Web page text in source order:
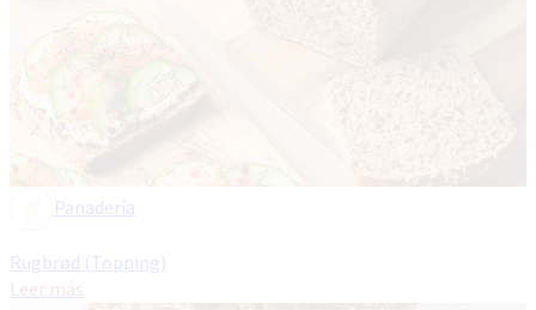
Panadería
Rugbrød (Topping)
Leer más